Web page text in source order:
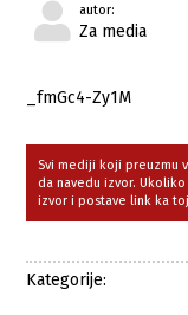
autor:
Za media
_fmGc4-Zy1M
Svi mediji koji preuzmu
da navedu izvor.
izvor i postave link ka
Kategorije: